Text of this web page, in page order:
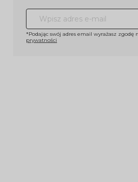
*Podając swój adres email wyrażasz zgodę
prywatności